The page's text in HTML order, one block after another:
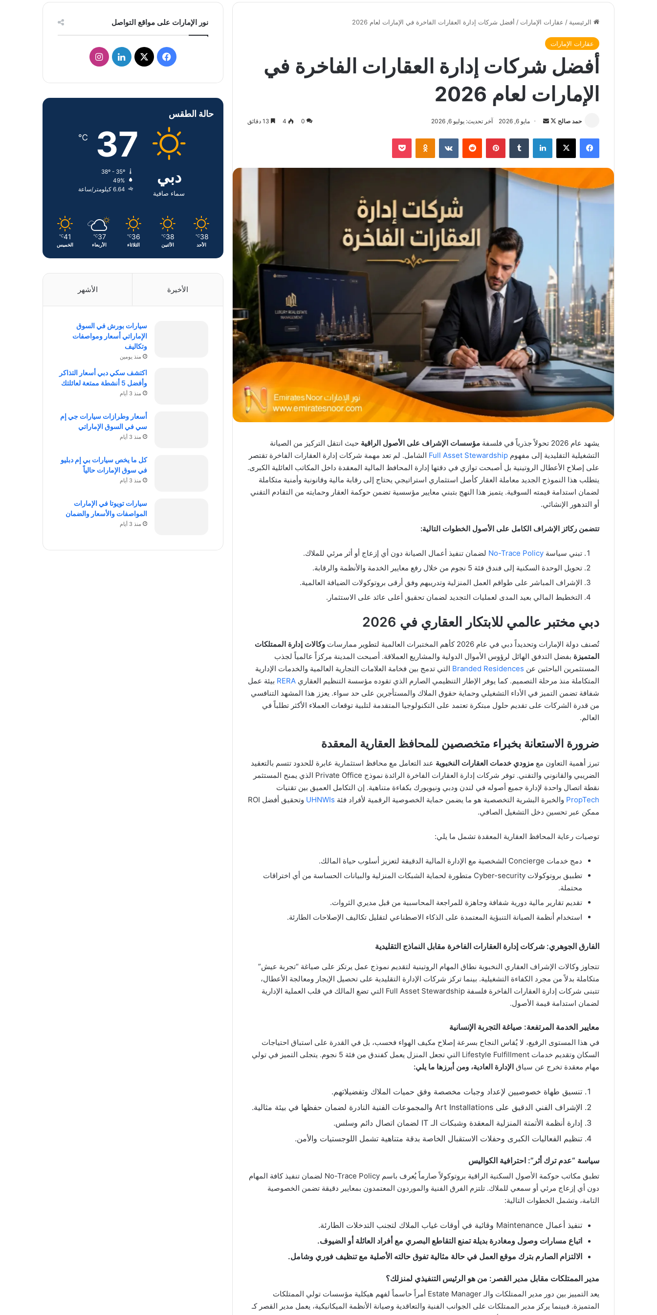
الرئيسية / عقارات الإمارات / أفضل شركات إدارة العقارات الفاخرة في الإمارات لعام 2026
عقارات الإمارات
أفضل شركات إدارة العقارات الفاخرة في
الإمارات لعام 2026
حمد صالح
ت
ع
ع
ى
س
ل
ب
ر
ي
ا
مايو 6, 2026 آخر تحديث: يوليو 6, 2026 0
4
فيسبوك لينكدإن بينتيريست
يشهد عام 2026 تحولاً جذرياً في فلسفة مؤسسات الإشراف على الأصول الراقية حيث انتقل التركيز من الصيانة
التشغيلية التقليدية إلى مفهوم Full Asset Stewardship الشامل. لم تعد مهمة شركات إدارة العقارات الفاخرة تقتصر
على إصلاح الأعطال الروتينية بل أصبحت توازي في دقتها إدارة المحافظ المالية المعقدة داخل المكاتب العائلية الكبرى.
يتطلب هذا النموذج الجديد معاملة العقار كأصل استثماري استراتيجي يحتاج إلى رقابة مالية وقانونية وأمنية متكاملة
لضمان استدامة قيمته السوقية. يتميز هذا النهج بتبني معايير مؤسسية تضمن حوكمة العقار وحمايته من التقادم التقني
أو التدهور الإنشائي.
تتضمن ركائز الإشراف الكامل على الأصول الخطوات التالية:
تبني سياسة No-Trace Policy لضمان تنفيذ أعمال الصيانة دون أي إزعاج أو أثر مرئي للملاك.
تحويل الوحدة السكنية إلى فندق فئة 5 نجوم من خلال رفع معايير الخدمة والأنظمة والرقابة.
الإشراف المباشر على طواقم العمل المنزلية وتدريبهم وفق أرقى بروتوكولات الضيافة العالمية.
التخطيط المالي بعيد المدى لعمليات التجديد لضمان تحقيق أعلى عائد على الاستثمار.
دبي مختبر عالمي للابتكار العقاري في 2026
تُصنف دولة الإمارات وتحديداً دبي في عام 2026 كأهم المختبرات العالمية لتطوير ممارسات
وكالات إدارة الممتلكات
المتميزة بفضل التدفق الهائل لرؤوس الأموال الدولية والمشاريع العملاقة. أصبحت المدينة مركزاً عالمياً لجذب
المستثمرين الباحثين عن Branded Residences التي تدمج بين فخامة العلامات التجارية العالمية والخدمات الإدارية
المتكاملة منذ مرحلة التصميم. كما يوفر الإطار التنظيمي الصارم الذي تقوده مؤسسة التنظيم العقاري RERA بيئة عمل
شفافة تضمن التميز في الأداء التشغيلي وحماية حقوق الملاك والمستأجرين على حد سواء. يعزز هذا المشهد التنافسي
من قدرة الشركات على تقديم حلول مبتكرة تعتمد على التكنولوجيا المتقدمة لتلبية توقعات العملاء الأكثر تطلباً في
العالم.
ضرورة الاستعانة بخبراء متخصصين للمحافظ العقارية المعقدة
تبرز أهمية التعاون مع مزودي خدمات العقارات النخبوية عند التعامل مع محافظ استثمارية عابرة للحدود تتسم بالتعقيد
الضريبي والقانوني والتقني. توفر شركات إدارة العقارات الفاخرة الرائدة نموذج Private Office الذي يمنح المستثمر
نقطة اتصال واحدة لإدارة جميع أصوله في لندن ودبي ونيويورك بكفاءة متناهية. إن التكامل العميق بين تقنيات
PropTech والخبرة البشرية التخصصية هو ما يضمن حماية الخصوصية الرقمية لأفراد فئة UHNWIs
وتحقيق أفضل ROI
ممكن عبر تحسين دخل التشغيل الصافي.
توصيات رعاية المحافظ العقارية المعقدة تشمل ما يلي:
دمج خدمات Concierge الشخصية مع الإدارة المالية الدقيقة لتعزيز أسلوب حياة المالك.
تطبيق بروتوكولات Cyber-security متطورة لحماية الشبكات المنزلية والبيانات الحساسة من أي اختراقات
محتملة.
تقديم تقارير مالية دورية شفافة وجاهزة للمراجعة المحاسبية من قبل مديري الثروات.
استخدام أنظمة الصيانة التنبؤية المعتمدة على الذكاء الاصطناعي لتقليل تكاليف الإصلاحات الطارئة.
الفارق الجوهري: شركات إدارة العقارات الفاخرة مقابل النماذج التقليدية
تتجاوز وكالات الإشراف العقاري النخبوية نطاق المهام الروتينية لتقديم نموذج عمل يرتكز على صياغة “تجربة عيش”
متكاملة بدلاً من مجرد الكفاءة التشغيلية. بينما تركز شركات الإدارة التقليدية على تحصيل الإيجار ومعالجة الأعطال،
تتبنى شركات إدارة العقارات الفاخرة فلسفة Full Asset Stewardship التي تضع المالك في قلب العملية الإدارية
لضمان استدامة قيمة الأصول.
معايير الخدمة المرتفعة: صياغة التجربة الإنسانية
في هذا المستوى الرفيع، لا يُقاس النجاح بسرعة إصلاح مكيف الهواء فحسب، بل في القدرة على استباق احتياجات
السكان وتقديم خدمات Lifestyle Fulfillment التي تجعل المنزل يعمل كفندق من فئة 5 نجوم. يتجلى التميز في تولي
مهام معقدة تخرج عن سياق الإدارة العادية، ومن أبرزها ما يلي:
تنسيق طهاة خصوصيين لإعداد وجبات مخصصة وفق حميات الملاك وتفضيلاتهم.
الإشراف الفني الدقيق على Art Installations والمجموعات الفنية النادرة لضمان حفظها في بيئة مثالية.
إدارة أنظمة الأتمتة المنزلية المعقدة وشبكات الـ IT لضمان اتصال دائم وسلس.
تنظيم الفعاليات الكبرى وحفلات الاستقبال الخاصة بدقة متناهية تشمل اللوجستيات والأمن.
سياسة “عدم ترك أثر”: احترافية الكواليس
تطبق مكاتب حوكمة الأصول السكنية الراقية بروتوكولاً صارماً يُعرف باسم No-Trace Policy لضمان تنفيذ كافة المهام
دون أي إزعاج مرئي أو سمعي للملاك. تلتزم الفرق الفنية والموردون المعتمدون بمعايير دقيقة تضمن الخصوصية
التامة، وتشمل الخطوات التالية:
تنفيذ أعمال Maintenance وقائية في أوقات غياب الملاك لتجنب التدخلات الطارئة.
اتباع مسارات وصول ومغادرة بديلة تمنع التقاطع البصري مع أفراد العائلة أو الضيوف.
الالتزام الصارم بترك موقع العمل في حالة مثالية تفوق حالته الأصلية مع تنظيف فوري وشامل.
مدير الممتلكات مقابل مدير القصر: من هو الرئيس التنفيذي لمنزلك؟
يعد التمييز بين دور مدير الممتلكات والـ Estate Manager أمراً حاسماً لفهم هيكلية مؤسسات تولي الممتلكات
المتميزة. فبينما يركز مدير الممتلكات على الجوانب الفنية والتعاقدية وصيانة الأنظمة الميكانيكية، يعمل مدير القصر كـ
نور الإمارات على مواقع التواصل
ف
س
و
ك
ل
ن
د
إ
ن
ا
س
م
حالة الطقس
دبي
سماء صافية
37
℃
49%
6.64 كيلومتر/ساعة
38
℃
الأحد
38
℃
الأثنين
36
℃
الثلاثاء
37
℃
الأربعاء
41
℃
الخميس
الأخيرة الأشهر
سيارات بورش في السوق
الإماراتي أسعار ومواصفات
وتكاليف
منذ يومين
اكتشف سكي دبي أسعار التذاكر
وأفضل 5 أنشطة ممتعة لعائلتك
منذ 3 أيام
أسعار وطرازات سيارات جي إم
سي في السوق الإماراتي
منذ 3 أيام
كل ما يخص سيارات بي إم دبليو
في سوق الإمارات حالياً
منذ 3 أيام
سيارات تويوتا في الإمارات
المواصفات والأسعار والضمان
منذ 3 أيام